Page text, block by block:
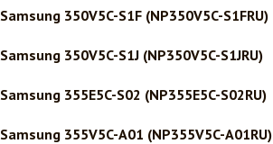
Samsung 350V5C-S1F (NP350V5C-S1FRU)
Samsung 350V5C-S1J (NP350V5C-S1JRU)
Samsung 355E5C-S02 (NP355E5C-S02RU)
Samsung 355V5C-A01 (NP355V5C-A01RU)